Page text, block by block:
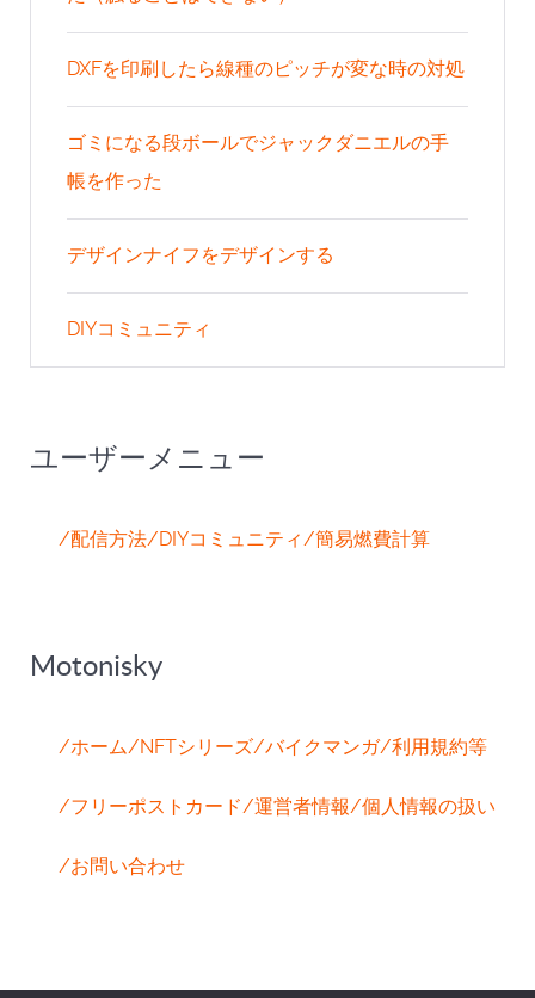
DXFを印刷したら線種のピッチが変な時の対処
ゴミになる段ボールでジャックダニエルの手
帳を作った
デザインナイフをデザインする
DIYコミュニティ
ユーザーメニュー
/配信方法/DIYコミュニティ/簡易燃費計算
Motonisky
/ホーム/NFTシリーズ/バイクマンガ/利用規約等
/フリーポストカード/運営者情報/個人情報の扱い
/お問い合わせ